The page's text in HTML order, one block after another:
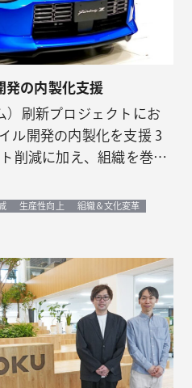
発の内製化支援
）刷新プロジェクトにお
ル開発の内製化を支援 3
削減に加え、組織を巻き
導入効果を実現
生産性向上
組織＆文化変革